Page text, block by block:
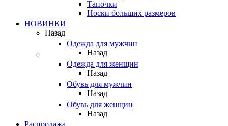
Тапочки
Носки больших размеров
НОВИНКИ
Назад
Одежда для мужчин
Назад
Одежда для женщин
Назад
Обувь для мужчин
Назад
Обувь для женщин
Назад
Распродажа